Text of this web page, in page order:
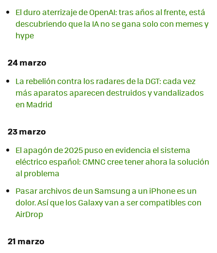
El duro aterrizaje de OpenAI: tras años al frente, está
descubriendo que la IA no se gana solo con memes y
hype
24 marzo
La rebelión contra los radares de la DGT: cada vez
más aparatos aparecen destruidos y vandalizados
en Madrid
23 marzo
El apagón de 2025 puso en evidencia el sistema
eléctrico español: CMNC cree tener ahora la solución
al problema
Pasar archivos de un Samsung a un iPhone es un
dolor. Así que los Galaxy van a ser compatibles con
AirDrop
21 marzo